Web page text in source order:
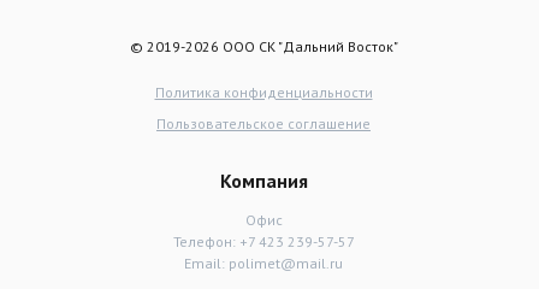
© 2019-2026 ООО СК "Дальний Восток"
Политика конфиденциальности
Пользовательское соглашение
Компания
Офис
Телефон: +7 423 239-57-57
Email: polimet@mail.ru